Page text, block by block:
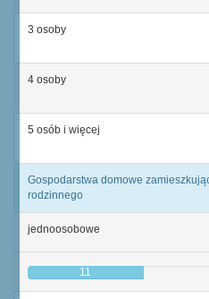
3 osoby
4 osoby
5 osób i więcej
Gospodarstwa domowe
rodzinnego
jednoosobowe
11